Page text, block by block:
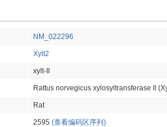
NM_022296
Xylt2
xylt-II
Rattus norvegicus xylosyltransferase II
Rat
2595 (查看编码区序列)